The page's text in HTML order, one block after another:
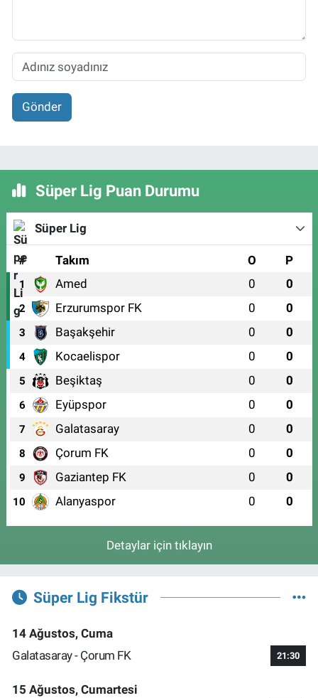
Gönder
Süper Lig Puan Durumu
Süper Lig
# Takım O P
1 Amed 0 0
2 Erzurumspor FK 0 0
3 Başakşehir 0 0
4 Kocaelispor 0 0
5 Beşiktaş 0 0
6 Eyüpspor 0 0
7 Galatasaray 0 0
8 Çorum FK 0 0
9 Gaziantep FK 0 0
10 Alanyaspor 0 0
Detaylar için tıklayın
Süper Lig Fikstür
14 Ağustos, Cuma
Galatasaray - Çorum FK
21:30
15 Ağustos, Cumartesi